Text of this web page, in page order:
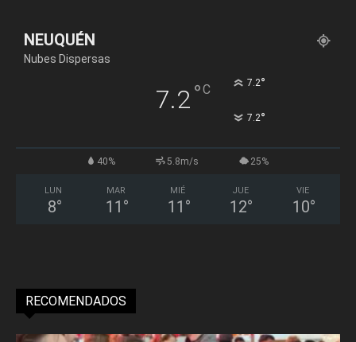
NEUQUÉN
Nubes Dispersas
7.2°C 7.2°
7.2°
40% 5.8m/s 25%
LUN
8°
MAR
11 °
MIÉ
11 °
JUE
12°
VIE
10°
RECOMENDADOS